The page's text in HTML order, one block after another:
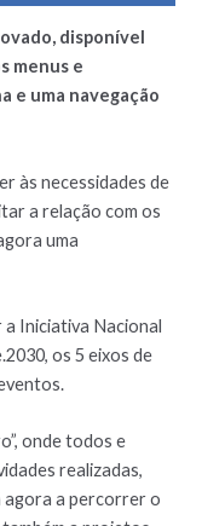
disponível
menus e
e uma navegação
às necessidades de
a relação com os
uma
Iniciativa Nacional
os 5 eixos de
onde todos e
realizadas,
agora a percorrer o